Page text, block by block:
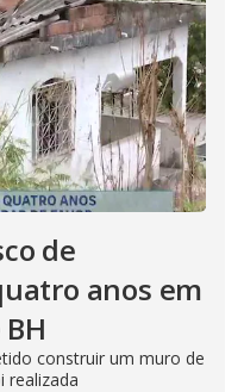
de
anos em
construir um muro de
realizada